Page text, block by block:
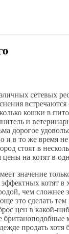
сетевых
кошки в
и
дорогое
и в то же время
стоят в
цены на котят в
значение
котят в
чем сложнее
это сделать
цен в какой-
продать